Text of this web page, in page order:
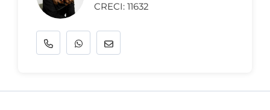
CRECI: 11632